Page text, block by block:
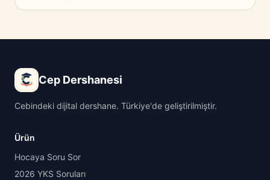
Cep Dershanesi
Cebindeki dijital dershane. Türkiye'de geliştirilmiştir.
Ürün
Hocaya Soru Sor
2026 YKS Soruları